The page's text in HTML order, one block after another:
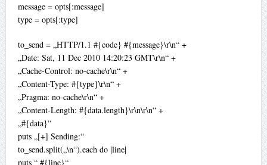
message = opts[:message]
type = opts[:type]
to_send = „HTTP/1.1 #{code} #{message}\r\n“ +
„Date: Sat, 11 Dec 2010 14:20:23 GMT\r\n“ +
„Cache-Control: no-cache\r\n“ +
„Content-Type: #{type}\r\n“ +
„Pragma: no-cache\r\n“ +
„Content-Length: #{data.length}\r\n\r\n“ +
„#{data}“
puts „[+] Sending:“
to_send.split(„\n“).each do |line|
puts “ #{line}“